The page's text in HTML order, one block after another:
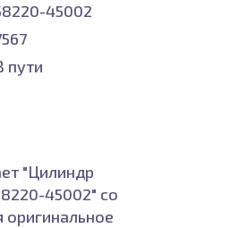
45002
пути
"Цилиндр
45002" со
оригинальное